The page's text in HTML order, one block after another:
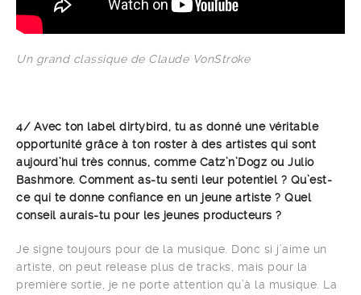
Un grand classique de Claude VonStroke
4/ Avec ton label dirtybird, tu as donné une véritable
opportunité grâce à ton roster à des artistes qui sont
aujourd’hui très connus, comme Catz’n’Dogz ou Julio
Bashmore. Comment as-tu senti leur potentiel ? Qu’est-
ce qui te donne confiance en un jeune artiste ? Quel
conseil aurais-tu pour les jeunes producteurs ?
Je signe toujours pour de la musique. Donc si j’aime un
artiste, on peut release plus de tracks, mais pour la
première sortie, je ne porte attention qu’à la musique. La